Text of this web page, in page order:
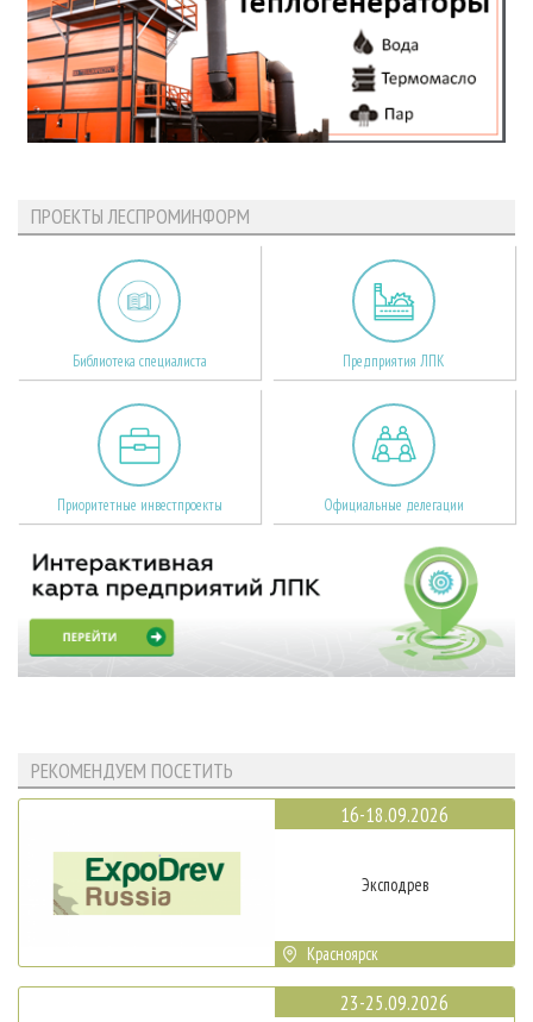
ПРОЕКТЫ ЛЕСПРОМИНФОРМ
Библиотека специалиста Предприятия ЛПК
Приоритетные инвестпроекты Официальные делегации
РЕКОМЕНДУЕМ ПОСЕТИТЬ
16-18.09.2026
Эксподрев
Красноярск
23-25.09.2026